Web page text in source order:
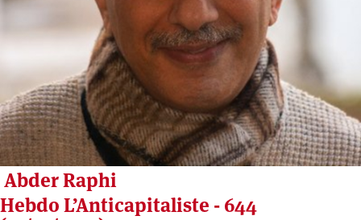
Abder Raphi
Hebdo L’Anticapitaliste - 644